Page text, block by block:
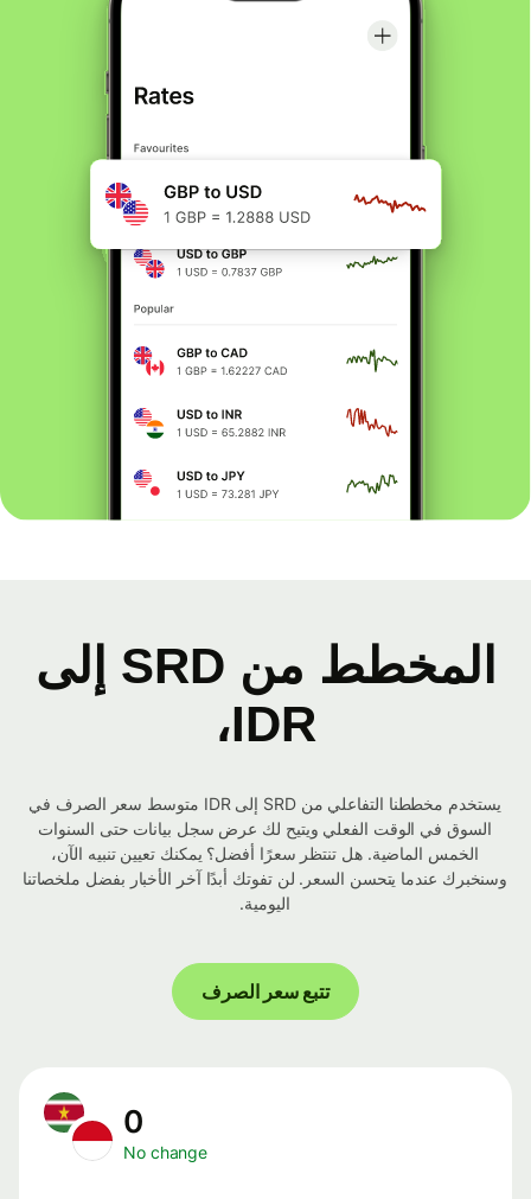
المخطط من SRD إلى
IDR،
يستخدم مخططنا التفاعلي من SRD إلى IDR متوسط ​​سعر الصرف في
السوق في الوقت الفعلي ويتيح لك عرض سجل بيانات حتى السنوات
الخمس الماضية. هل تنتظر سعرًا أفضل؟ يمكنك تعيين تنبيه الآن،
وسنخبرك عندما يتحسن السعر. لن تفوتك أبدًا آخر الأخبار بفضل ملخصاتنا
اليومية.
تتبع سعر الصرف
No change